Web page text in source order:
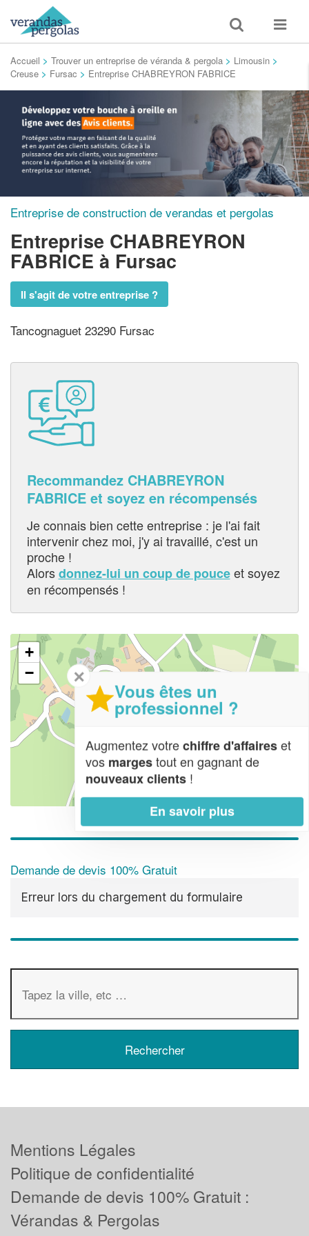
Toggle
search
Toggle
Accueil > Trouver un entreprise de véranda & pergola > Limousin >
Creuse > Fursac > Entreprise CHABREYRON FABRICE
Entreprise de construction de verandas et pergolas
Entreprise CHABREYRON
FABRICE à Fursac
Il s'agit de votre entreprise ?
Tancognaguet 23290 Fursac
Recommandez CHABREYRON
FABRICE et soyez en récompensés
Je connais bien cette entreprise : je l'ai fait
intervenir chez moi, j'y ai travaillé, c'est un
proche !
Alorsdonnez-lui un coup de pouceet soyez
en récompensés !
+
−
Leaflet| Map data ©OpenStreetMap contributors,CC-BY-SA
Demande de devis 100% Gratuit
Erreur lors du chargement du formulaire
✕
Vous êtes un
professionnel ?
Augmentez votrechiffre d'affaireset
vos margestout en gagnant de
nouveaux clients !
En savoir plus
Mentions Légales
Politique de confidentialité
Demande de devis 100% Gratuit :
Vérandas & Pergolas